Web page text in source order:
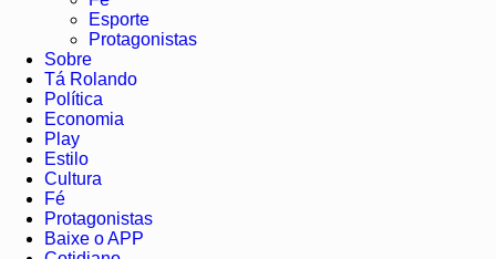
Esporte
Protagonistas
Sobre
Tá Rolando
Política
Economia
Play
Estilo
Cultura
Fé
Protagonistas
Baixe o APP